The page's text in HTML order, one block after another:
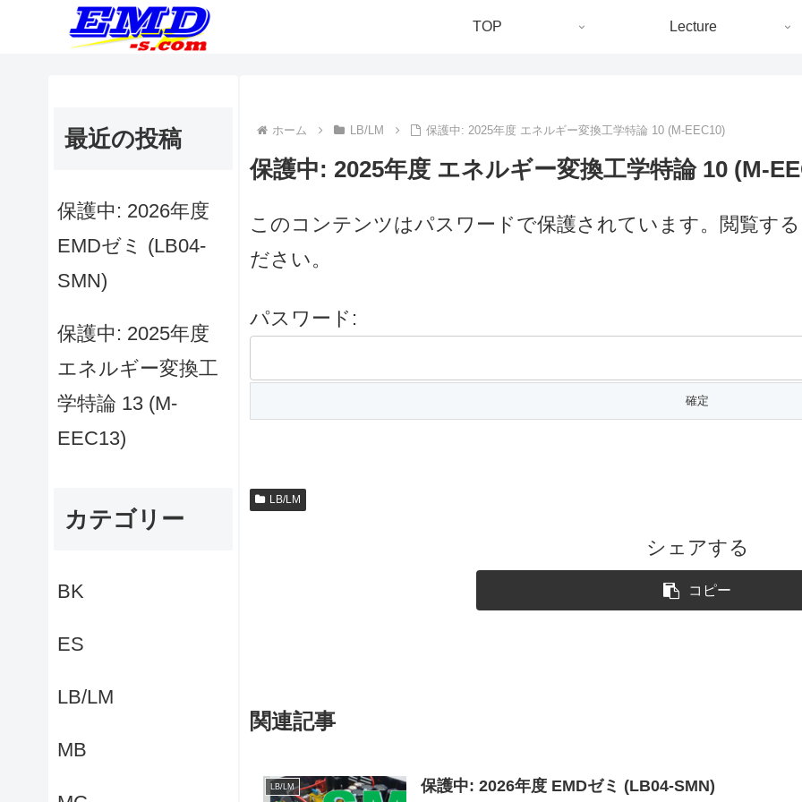
TOP Lecture
ホーム LB/LM 保護中: 2025年度 エネルギー変換工学特論 10 (M-EEC10)
保護中: 2025年度 エネルギー変換工学特論 10 (M-
このコンテンツはパスワードで保護されています。閲覧す
ださい。
パスワード:
LB/LM
シェアする
コピー
関連記事
LB/LM
保護中: 2026年度 EMDゼミ (LB04-SMN)
最近の投稿
保護中: 2026年度
EMDゼミ (LB04-
SMN)
保護中: 2025年度
エネルギー変換工
学特論 13 (M-
EEC13)
カテゴリー
BK
ES
LB/LM
MB